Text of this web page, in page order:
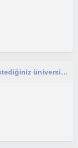
Yetenek sınavlarına beraber hazırlanıp istediğiniz üniversite ya da liseyi kazanmakta yardımcı olabilirim.